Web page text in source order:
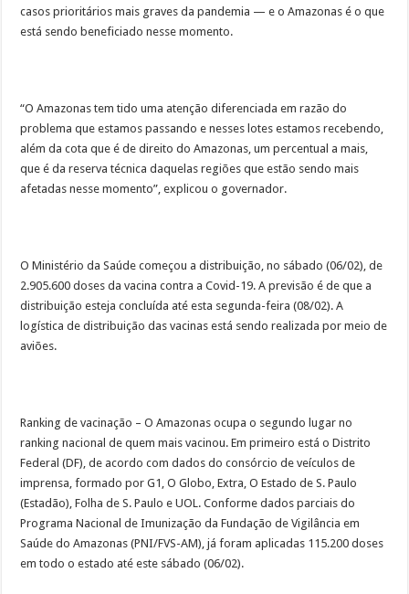
casos prioritários mais graves da pandemia — e o Amazonas é o que
está sendo beneficiado nesse momento.
“O Amazonas tem tido uma atenção diferenciada em razão do
problema que estamos passando e nesses lotes estamos recebendo,
além da cota que é de direito do Amazonas, um percentual a mais,
que é da reserva técnica daquelas regiões que estão sendo mais
afetadas nesse momento”, explicou o governador.
O Ministério da Saúde começou a distribuição, no sábado (06/02), de
2.905.600 doses da vacina contra a Covid-19. A previsão é de que a
distribuição esteja concluída até esta segunda-feira (08/02). A
logística de distribuição das vacinas está sendo realizada por meio de
aviões.
Ranking de vacinação – O Amazonas ocupa o segundo lugar no
ranking nacional de quem mais vacinou. Em primeiro está o Distrito
Federal (DF), de acordo com dados do consórcio de veículos de
imprensa, formado por G1, O Globo, Extra, O Estado de S. Paulo
(Estadão), Folha de S. Paulo e UOL. Conforme dados parciais do
Programa Nacional de Imunização da Fundação de Vigilância em
Saúde do Amazonas (PNI/FVS-AM), já foram aplicadas 115.200 doses
em todo o estado até este sábado (06/02).